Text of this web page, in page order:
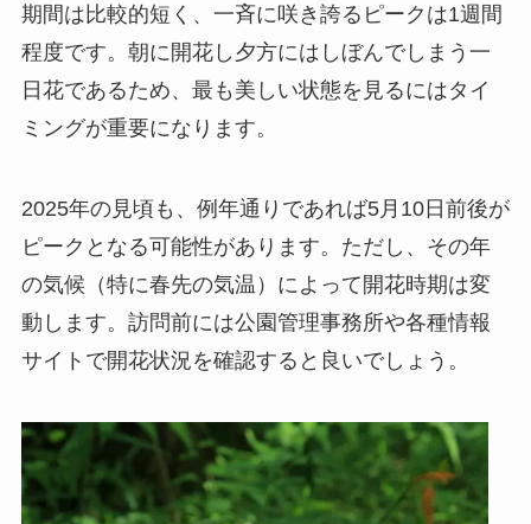
期間は比較的短く、一斉に咲き誇るピークは1週間
程度です。朝に開花し夕方にはしぼんでしまう一
日花であるため、最も美しい状態を見るにはタイ
ミングが重要になります。
2025年の見頃も、例年通りであれば5月10日前後が
ピークとなる可能性があります。ただし、その年
の気候（特に春先の気温）によって開花時期は変
動します。訪問前には公園管理事務所や各種情報
サイトで開花状況を確認すると良いでしょう。